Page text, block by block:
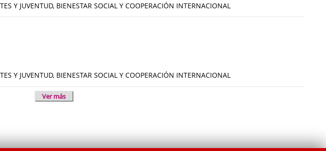
Y JUVENTUD, BIENESTAR SOCIAL Y COOPERACIÓN INTERNACIONAL
Y JUVENTUD, BIENESTAR SOCIAL Y COOPERACIÓN INTERNACIONAL
Ver más